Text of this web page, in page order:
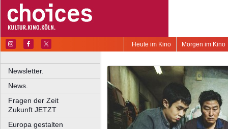
Morgen im Kino
Heute im Kino
Newsletter.
News.
Fragen der Zeit
Zukunft JETZT
Europa gestalten